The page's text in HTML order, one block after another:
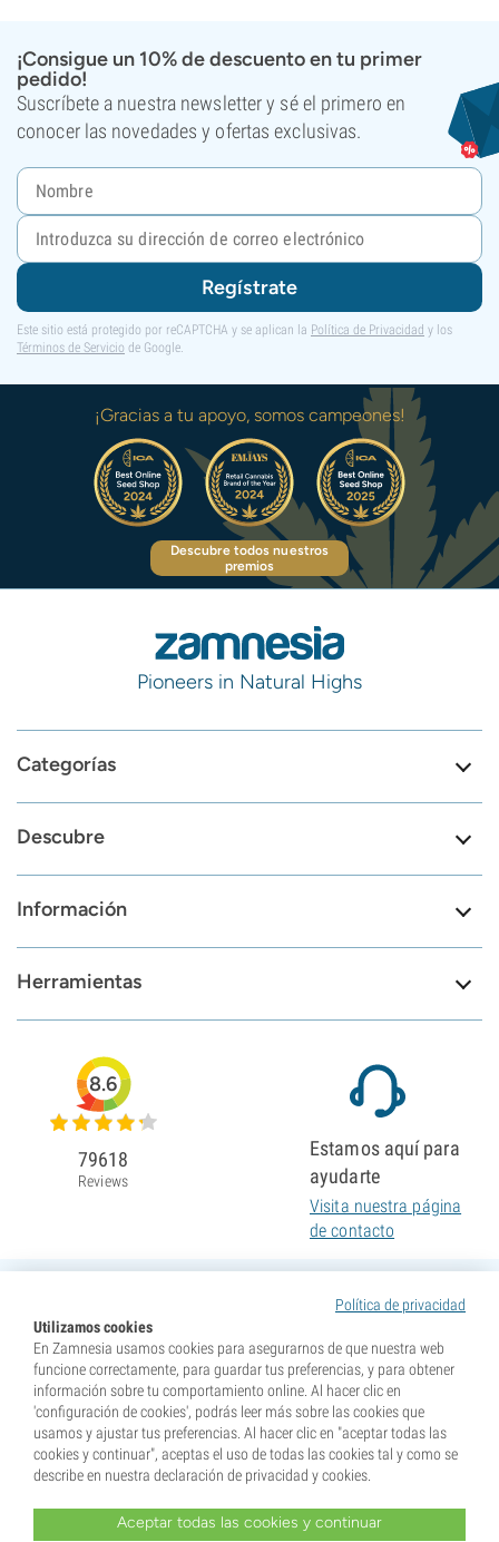
¡Consigue un 10% de descuento en tu primer
pedido!
Suscríbete a nuestra newsletter y sé el primero en
conocer las novedades y ofertas exclusivas.
Regístrate
Este sitio está protegido por reCAPTCHA y se aplican la Política de Privacidad y los
Términos de Servicio de Google.
¡Gracias a tu apoyo, somos campeones!
Descubre todos nuestros
premios
Pioneers in Natural Highs
Categorías
Descubre
Información
Herramientas
Política de privacidad
Utilizamos cookies
En Zamnesia usamos cookies para asegurarnos de que nuestra web
funcione correctamente, para guardar tus preferencias, y para obtener
información sobre tu comportamiento online. Al hacer clic en
'configuración de cookies', podrás leer más sobre las cookies que
usamos y ajustar tus preferencias. Al hacer clic en "aceptar todas las
cookies y continuar", aceptas el uso de todas las cookies tal y como se
describe en nuestra declaración de privacidad y cookies.
Aceptar todas las cookies y continuar
8.6
79618
Reviews
Estamos aquí para
ayudarte
Visita nuestra página
de contacto
* Nuestras semillas se venden como suvenires. La germinación de semillas es ilegal en muchos